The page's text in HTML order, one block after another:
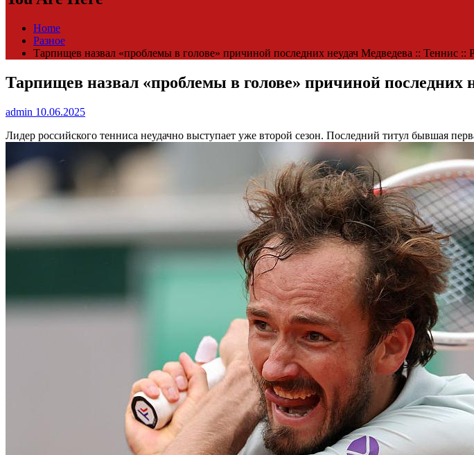
Home
Разное
Тарпищев назвал «проблемы в голове» причиной последних неудач Медведева :: Теннис ::
Тарпищев назвал «проблемы в голове» причиной
admin 10.06.2025
Лидер российского тенниса неудачно выступает уже второй сезон. Последний титул бывшая